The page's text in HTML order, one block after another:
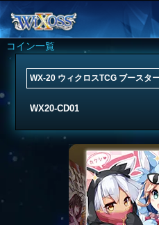
コイン一覧
WX-20 ウィクロスTCG ブースタ
WX20-CD01